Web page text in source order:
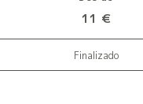
11 €
Finalizado